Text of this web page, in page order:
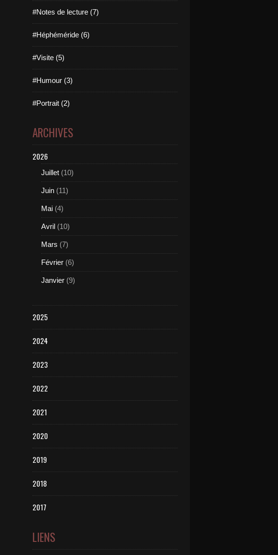
#Notes de lecture (7)
#Héphéméride (6)
#Visite (5)
#Humour (3)
#Portrait (2)
ARCHIVES
2026
Juillet (10)
Juin (11)
Mai (4)
Avril (10)
Mars (7)
Février (6)
Janvier (9)
2025
2024
2023
2022
2021
2020
2019
2018
2017
LIENS